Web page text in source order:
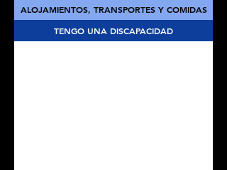
ALOJAMIENTOS, TRANSPORTES Y COMIDAS
TENGO UNA DISCAPACIDAD